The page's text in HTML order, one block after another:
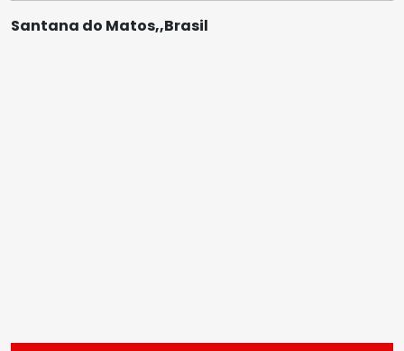
Santana do Matos,,Brasil